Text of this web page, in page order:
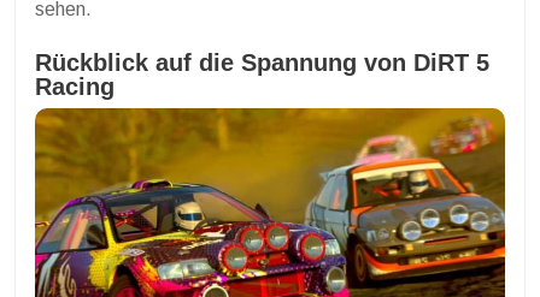
sehen.
Rückblick auf die Spannung von DiRT 5
Racing